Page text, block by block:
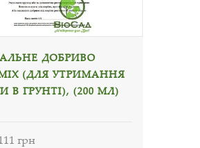
ДОБРИВО
(ДЛЯ УТРИМАННЯ
В ГРУНТІ), (200 МЛ)
грн